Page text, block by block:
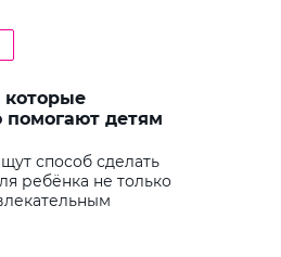
помогают детям
способ сделать
ребёнка не только